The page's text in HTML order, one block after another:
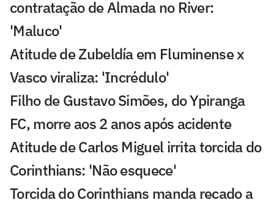
contratação de Almada no River:
'Maluco'
Atitude de Zubeldía em Fluminense x
Vasco viraliza: 'Incrédulo'
Filho de Gustavo Simões, do Ypiranga
FC, morre aos 2 anos após acidente
Atitude de Carlos Miguel irrita torcida do
Corinthians: 'Não esquece'
Torcida do Corinthians manda recado a